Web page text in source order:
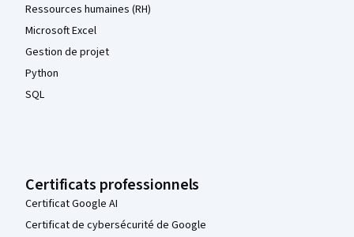
Ressources humaines (RH)
Microsoft Excel
Gestion de projet
Python
SQL
Certificats professionnels
Certificat Google AI
Certificat de cybersécurité de Google